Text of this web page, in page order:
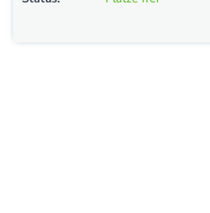
BLT/LAS